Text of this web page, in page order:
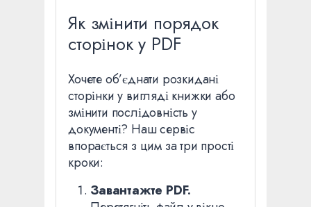
Як змінити порядок
сторінок у PDF
Хочете об’єднати розкидані
сторінки у вигляді книжки або
змінити послідовність у
документі? Наш сервіс
впорається з цим за три прості
кроки:
Завантажте PDF.